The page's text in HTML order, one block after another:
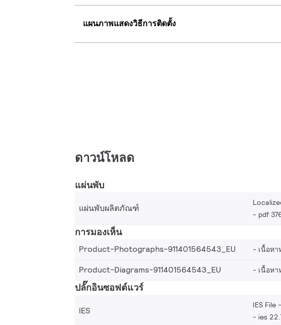
แผนภาพแสดงวิธีการติดตั้ง
ดาวน์โหลด
แผ่นพับ
แผ่นพับผลิตภัณฑ์
pdf
การมองเห็น
Product-Photographs-911401564543_EU เนื้อหา
Product-Diagrams-911401564543_EU
เนื้อหา
ปลั๊กอินซอฟต์แวร์
IES
IES File
ies